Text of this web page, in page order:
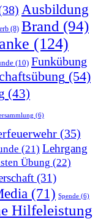
Ausbildung
(8) Brand (94)
(124)
(10) Funkübung
(54)
(43)
(6)
(35)
(21) Lehrgang
Übung (22)
(31)
(71) Spende (6)
Hilfeleistung